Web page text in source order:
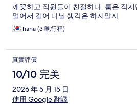
깨끗하고 직원들이 친절하다. 룸은 작
멀어서 걸어 다닐 생각은 하지말자
hana (3 晚行程)
真實評價
10/10 完美
2026 年 5 月 15 日
使用 Google 翻譯